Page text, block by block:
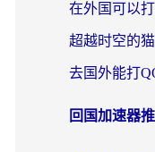
回国加速器